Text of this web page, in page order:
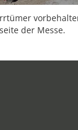
der Messe.